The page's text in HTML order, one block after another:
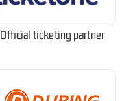
Official ticketing partner